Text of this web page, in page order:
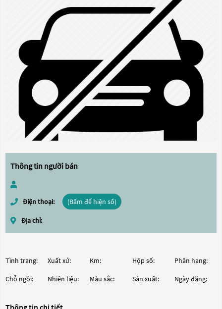
Thông tin người bán
Điện thoại: (Bấm để hiện số)
Địa chỉ:
Tình trạng: Xuất xứ: Km: Hộp số: Phân hạng:
Chỗ ngồi: Nhiên liệu: Màu sắc: Sản xuất: Ngày đăng:
Thông tin chi tiết